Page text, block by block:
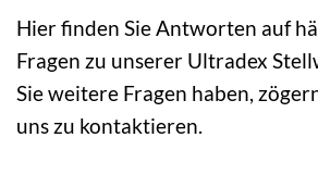
Hier finden Sie Antworten auf
Fragen zu unserer Ultradex
Sie weitere Fragen haben,
uns zu kontaktieren.